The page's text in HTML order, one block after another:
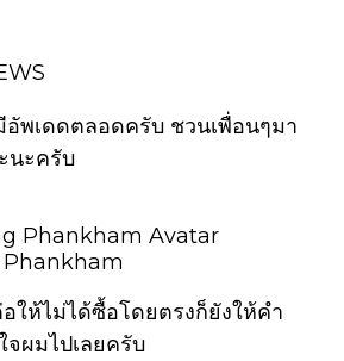
พเดดตลอดครับ ชวนเพื่อนๆมา
นะครับ
ให้ไม่ได้ซื้อโดยตรงก็ยังให้คำ
จผมไปเลยครับ